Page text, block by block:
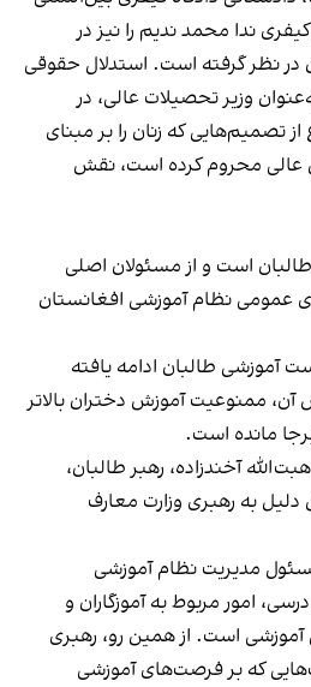
ندا محمد ندیم را نیز در
در نظر گرفته است. استدلال حقوقی
وزیر تحصیلات عالی، در
از تصمیم‌هایی که زنان را بر مبنای
محروم کرده است، نقش
است و از مسئولان اصلی
عمومی نظام آموزشی افغانستان
آموزشی طالبان ادامه یافته
ممنوعیت آموزش دختران بالاتر
مانده است.
آخندزاده، رهبر طالبان،
به رهبری وزارت معارف
مدیریت نظام آموزشی
امور مربوط به آموزگاران و
است. از همین رو، رهبری
که بر فرصت‌های آموزشی